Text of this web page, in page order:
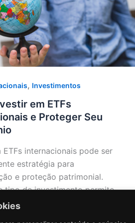
, Investimentos
em ETFs
e Proteger Seu
ETFs internacionais pode ser
estratégia para
e proteção patrimonial.
tipo de investimento permite